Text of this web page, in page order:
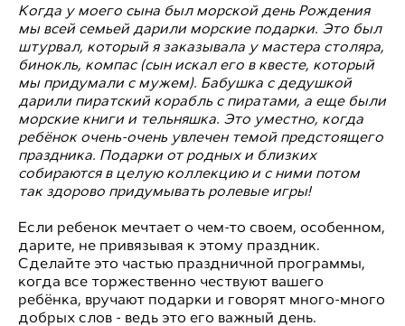
Когда у моего сына был морской день Рождения
мы всей семьей дарили морские подарки. Это был
штурвал, который я заказывала у мастера столяра,
бинокль, компас (сын искал его в квесте, который
мы придумали с мужем). Бабушка с дедушкой
дарили пиратский корабль с пиратами, а еще были
морские книги и тельняшка. Это уместно, когда
ребёнок очень-очень увлечен темой предстоящего
праздника. Подарки от родных и близких
собираются в целую коллекцию и с ними потом
так здорово придумывать ролевые игры!
Если ребенок мечтает о чем-то своем, особенном,
дарите, не привязывая к этому праздник.
Сделайте это частью праздничной программы,
когда все торжественно чествуют вашего
ребёнка, вручают подарки и говорят много-много
добрых слов - ведь это его важный день.